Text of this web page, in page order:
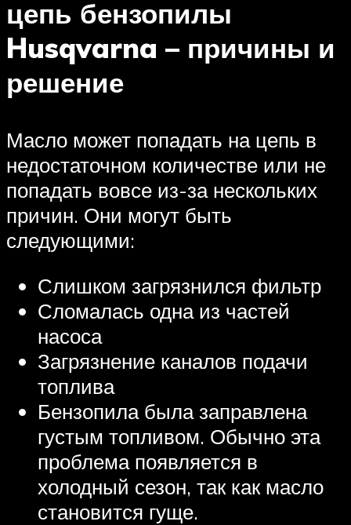
цепь бензопилы
Husqvarna – причины и
решение
Масло может попадать на цепь в
недостаточном количестве или не
попадать вовсе из-за нескольких
причин. Они могут быть
следующими:
Слишком загрязнился фильтр
Сломалась одна из частей
насоса
Загрязнение каналов подачи
топлива
Бензопила была заправлена
густым топливом. Обычно эта
проблема появляется в
холодный сезон, так как масло
становится гуще.